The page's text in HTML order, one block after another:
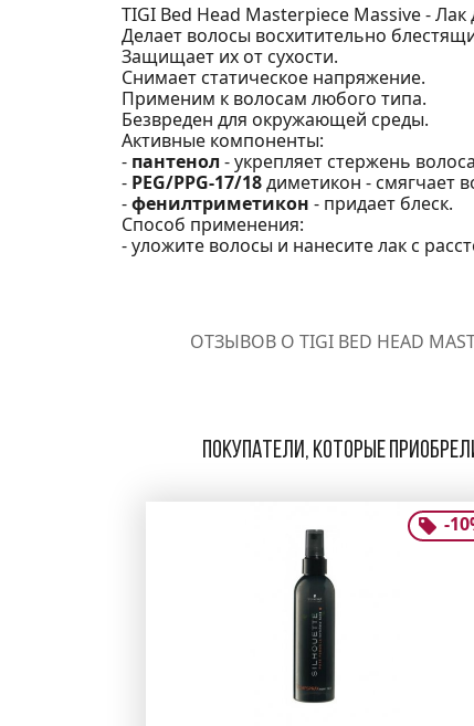
TIGI Bed Head Masterpiece Massive -
Делает волосы восхитительно
Защищает их от сухости.
Снимает статическое напряжение.
Применим к волосам любого типа.
Безвреден для окружающей среды.
Активные компоненты:
- пантенол - укрепляет стержень
- PEG/PPG-17/18диметикон - смягчает
-фенилтриметикон - придает блеск.
Способ применения:
- уложите волосы и нанесите лак с
ОТЗЫВОВ О TIGI BED HEAD
Покупатели, которые
-10